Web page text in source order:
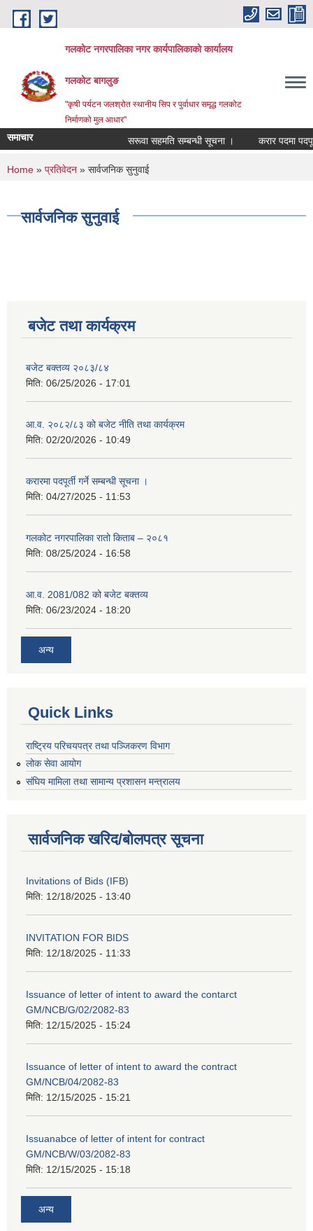
Skip to main content
गलकोट नगरपालिका नगर कार्यपालिकाको कार्यालय
गलकोट बागलुङ
"कृषी पर्यटन जलश्रोत स्थानीय सिप र पुर्वाधार समृद्ध गलकोट
निर्माणको मुल आधार"
समाचार सरूवा सहमति सम्बन्धी सूचना । करार पदमा
You are here
Home » प्रतिवेदन » सार्वजनिक सुनुवाई
सार्वजनिक सुनुवाई
बजेट तथा कार्यक्रम
बजेट बक्तव्य २०८३/८४
मिति: 06/25/2026 - 17:01
आ.व. २०८२/८३ को बजेट नीति तथा कार्यक्रम
मिति: 02/20/2026 - 10:49
करारमा पदपूर्ती गर्ने सम्बन्धी सूचना ।
मिति: 04/27/2025 - 11:53
गलकोट नगरपालिका रातो किताब – २०८१
मिति: 08/25/2024 - 16:58
आ.व. 2081/082 को बजेट बक्तव्य
मिति: 06/23/2024 - 18:20
अन्य
Quick Links
राष्ट्रिय परिचयपत्र तथा पञ्जिकरण विभाग
लोक सेवा आयोग
संघिय मामिला तथा सामान्य प्रशासन मन्त्रालय
सार्वजनिक खरिद/बोलपत्र सूचना
Invitations of Bids (IFB)
मिति: 12/18/2025 - 13:40
INVITATION FOR BIDS
मिति: 12/18/2025 - 11:33
Issuance of letter of intent to award the contarct
GM/NCB/G/02/2082-83
मिति: 12/15/2025 - 15:24
Issuance of letter of intent to award the contract
GM/NCB/04/2082-83
मिति: 12/15/2025 - 15:21
Issuanabce of letter of intent for contract
GM/NCB/W/03/2082-83
मिति: 12/15/2025 - 15:18
अन्य